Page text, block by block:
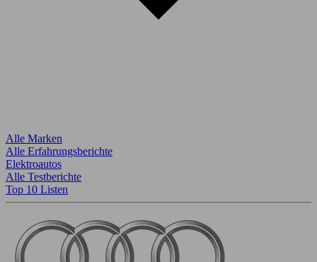
Alle Marken
Alle Erfahrungsberichte
Elektroautos
Alle Testberichte
Top 10 Listen